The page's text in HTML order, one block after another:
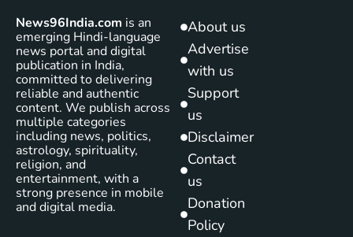
News96India.com is an
emerging Hindi-language
news portal and digital
publication in India,
committed to delivering
reliable and authentic
content. We publish across
multiple categories
including news, politics,
astrology, spirituality,
religion, and
entertainment, with a
strong presence in mobile
and digital media.
About us
Advertise
with us
Support
us
Disclaimer
Contact
us
Donation
Policy